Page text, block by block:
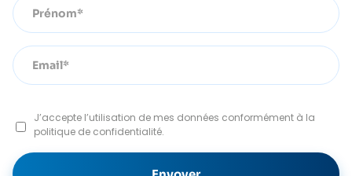
J’accepte l’utilisation de mes données conformément à la
politique de confidentialité.